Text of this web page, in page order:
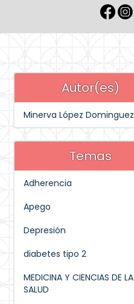
Autor(es)
Minerva López Dominguez
Temas
Adherencia
Apego
Depresión
diabetes tipo 2
MEDICINA Y CIENCIAS DE LA
SALUD